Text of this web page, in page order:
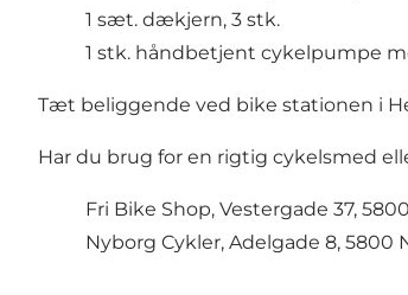
1 sæt. dækjern, 3 stk.
1 stk. håndbetjent cykelpumpe
Tæt beliggende ved bike stationen i
Har du brug for en rigtig cykelsmed
Fri Bike Shop, Vestergade 37,
Nyborg Cykler, Adelgade 8, 5800